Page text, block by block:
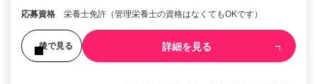
応募資格 栄養士免許（管理栄養士の資格はなくてもOKです）
後で見る 詳細を見る